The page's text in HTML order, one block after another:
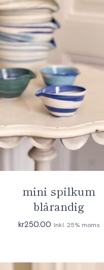
mini spilkum
blårandig
kr250.00 Inkl. 25% moms